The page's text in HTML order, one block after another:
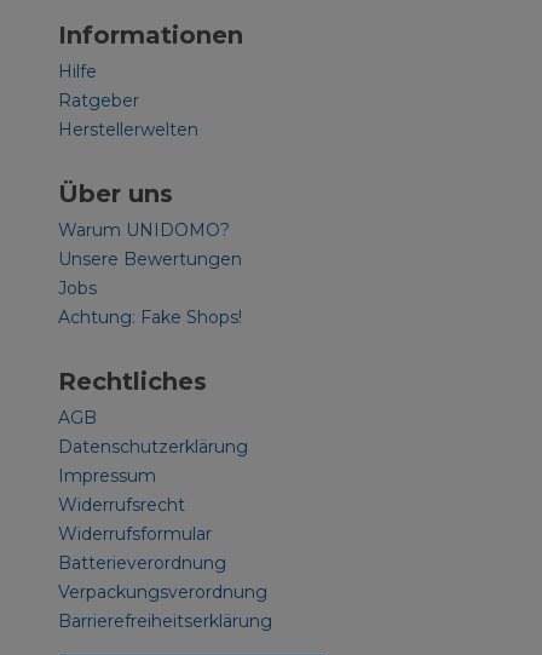
Informationen
Hilfe
Ratgeber
Herstellerwelten
Über uns
Warum UNIDOMO?
Unsere Bewertungen
Jobs
Achtung: Fake Shops!
Rechtliches
AGB
Datenschutzerklärung
Impressum
Widerrufsrecht
Widerrufsformular
Batterieverordnung
Verpackungsverordnung
Barrierefreiheitserklärung